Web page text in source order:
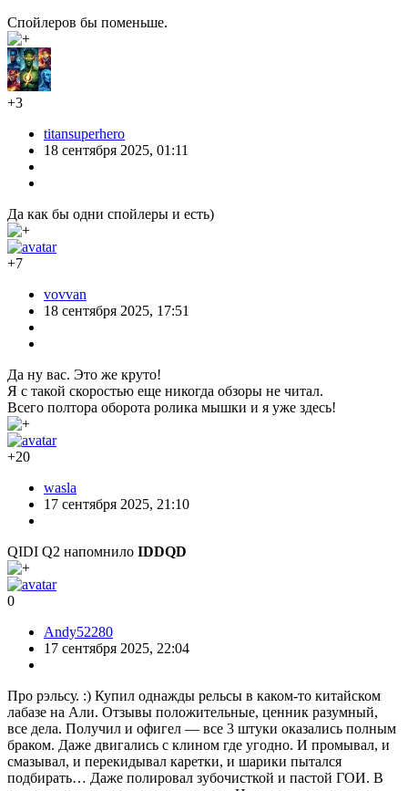
показано с объяснениями.
Первое включение и подготовка к работе
Выбор языка
пропустить, мы такого не имеем
рекомендации
что удалили все винты
прошивку и выполнить инпут шейпинг.
Обновление
Обновление происходит около 7мин. После этого
перезагрузка и инпут шейпинг
головы в разных направлениях, и с разной скоростью.
Вибрации очень сильные, стол ходил ходуном.
На этом подготовка закончена и принтер готов к печати.
Осталось только заправить филамент и в бой.
Управление
Есть три варианта управления принтером. Сенсорный
дисплей, приложение для Android: QIDI Link и Fluid как веб-
интерфейс. Причем, QIDI Link может управлять откуда
Дисплей выглядит такFluid
же FluidЕсли снять галку то получим упрощенный вид
Первое, чисто субъективное, впечатление — положительное.
Видно, что поработали над ошибками и принтер
эволюционировал. При более скромных размерах
402x438x494 мм против 477*х467х489 мм, увеличена площадь
печати 270х270х256 мм против 245х245х240 мм.
Наглядное сравнение
и сравнение печатающих голов
модели расположен сзади-внизу и передняя крышка
снимается полностью, в то время как, у Q1 Pro вентилятор
расположен на передней крышке и она без определённых
манипуляций не снимается полностью. Бывали случаи когда
при печати передняя крышка Q1 Pro слетала и происходило
короткое замыкание проводов вентилятора, после чего горела
плата в голове принтера. Голова Q2
есть нож для обрезания филамента и датчик окончания
линейные рельсовые направляющие. Линейные валы и
ходовые винты по оси Z поставили большего диаметра 10мм
против 8.15ммКомпоновка без комментариевЕщё добавили
трёх-компонентный фильтрИ наверно самое важное, новый
ремень с уменьшенным расстоянием между зубцами. Ремень
Q2Ремень Q1 Pro